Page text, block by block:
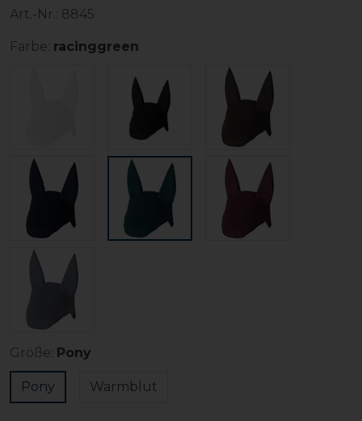
Art.-Nr.: 8845
Farbe: racinggreen
Größe: Pony
Pony Warmblut